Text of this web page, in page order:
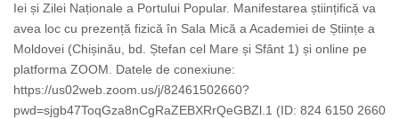
Iei și Zilei Naționale a Portului Popular. Manifestarea științifică va
avea loc cu prezență fizică în Sala Mică a Academiei de Științe a
Moldovei (Chișinău, bd. Ștefan cel Mare și Sfânt 1) și online pe
platforma ZOOM. Datele de conexiune:
https://us02web.zoom.us/j/82461502660?
pwd=sjgb47ToqGza8nCgRaZEBXRrQeGBZl.1 (ID: 824 6150 2660